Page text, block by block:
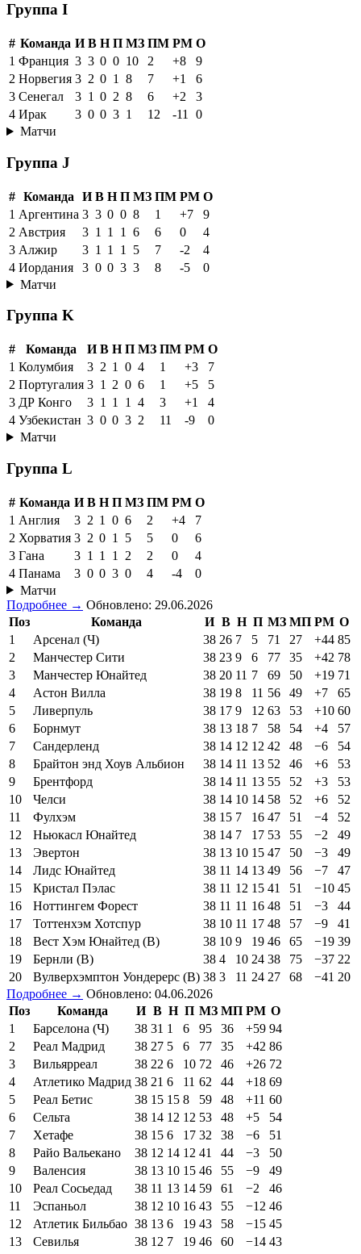
Группа I
# Команда И В Н П МЗ ПМ РМ О
1 Франция 3 3 0 0 10 2 +8
9
2 Норвегия 3 2 0 1 8 7 +1
6
3 Сенегал 3 1 0 2 8 6 +2
3
4 Ирак 3 0 0 3 1 12 -11
0
Матчи
Группа J
# Команда И В Н П МЗ ПМ РМ О
1 Аргентина 3 3 0 0 8 1 +7
9
2 Австрия 3 1 1 1 6 6 0
4
3 Алжир 3 1 1 1 5 7 -2
4
4 Иордания 3 0 0 3 3 8 -5
0
Матчи
Группа K
# Команда И В Н П МЗ ПМ РМ О
1 Колумбия 3 2 1 0 4 1 +3
7
2 Португалия 3 1 2 0 6 1 +5
5
3 ДР Конго 3 1 1 1 4 3 +1
4
4 Узбекистан 3 0 0 3 2 11 -9
0
Матчи
Группа L
# Команда И В Н П МЗ ПМ РМ О
1 Англия 3 2 1 0 6 2 +4
7
2 Хорватия 3 2 0 1 5 5 0
6
3 Гана 3 1 1 1 2 2 0
4
4 Панама 3 0 0 3 0 4 -4
0
Матчи
Подробнее → Обновлено: 29.06.2026
Поз
Команда И В Н П МЗ МП РМ О
1
Арсенал (Ч) 38 26 7 5 71 27 +44 85
2
Манчестер Сити 38 23 9 6 77 35 +42 78
3
Манчестер Юнайтед 38 20 11 7 69 50 +19 71
4
Астон Вилла 38 19 8 11 56 49 +7
65
5
Ливерпуль 38 17 9 12 63 53 +10 60
6
Борнмут 38 13 18 7 58 54 +4
57
7
Сандерленд 38 14 12 12 42 48 −6
54
8
Брайтон энд Хоув Альбион 38 14 11 13 52 46 +6
53
9
Брентфорд 38 14 11 13 55 52 +3
53
10
Челси 38 14 10 14 58 52 +6
52
11
Фулхэм 38 15 7 16 47 51 −4
52
12
Ньюкасл Юнайтед 38 14 7 17 53 55 −2
49
13
Эвертон 38 13 10 15 47 50 −3
49
14
Лидс Юнайтед 38 11 14 13 49 56 −7
47
15
Кристал Пэлас 38 11 12 15 41 51 −10 45
16
Ноттингем Форест 38 11 11 16 48 51 −3
44
17
Тоттенхэм Хотспур 38 10 11 17 48 57 −9
41
18
Вест Хэм Юнайтед (В) 38 10 9 19 46 65 −19 39
19
Бернли (В) 38 4 10 24 38 75 −37 22
20
Вулверхэмптон Уондерерс (В) 38 3 11 24 27 68 −41 20
Подробнее → Обновлено: 04.06.2026
Поз
Команда И В Н П МЗ МП РМ О
1
Барселона (Ч) 38 31 1 6 95 36 +59 94
2
Реал Мадрид 38 27 5 6 77 35 +42 86
3
Вильярреал 38 22 6 10 72 46 +26 72
4
Атлетико Мадрид 38 21 6 11 62 44 +18 69
5
Реал Бетис 38 15 15 8 59 48 +11 60
6
Сельта 38 14 12 12 53 48 +5
54
7
Хетафе 38 15 6 17 32 38 −6
51
8
Райо Вальекано 38 12 14 12 41 44 −3
50
9
Валенсия 38 13 10 15 46 55 −9
49
10
Реал Сосьедад 38 11 13 14 59 61 −2
46
11
Эспаньол 38 12 10 16 43 55 −12 46
12
Атлетик Бильбао 38 13 6 19 43 58 −15 45
13
Севилья 38 12 7 19 46 60 −14 43